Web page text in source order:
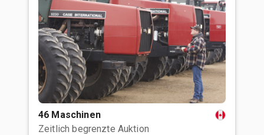
46 Maschinen
Zeitlich begrenzte Auktion